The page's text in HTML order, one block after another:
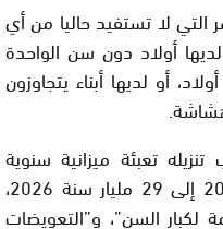
التي لا تستفيد حاليا من أي
أولاد دون سن الواحدة
أو لديها أبناء يتجاوزون
تعبئة ميزانية سنوية
تنتقل من 25 مليار درهم سنة 2024 إلى 29 مليار سنة 2026،
لكبار السن”، و”التعويضات